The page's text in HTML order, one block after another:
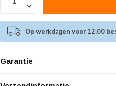
Op werkdagen voor 12.00
Garantie